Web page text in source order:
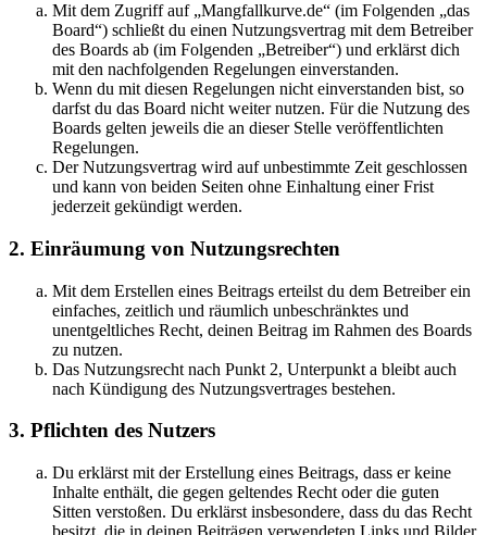
Mit dem Zugriff auf „Mangfallkurve.de“ (im Folgenden „das
Board“) schließt du einen Nutzungsvertrag mit dem Betreiber
des Boards ab (im Folgenden „Betreiber“) und erklärst dich
mit den nachfolgenden Regelungen einverstanden.
Wenn du mit diesen Regelungen nicht einverstanden bist, so
darfst du das Board nicht weiter nutzen. Für die Nutzung des
Boards gelten jeweils die an dieser Stelle veröffentlichten
Regelungen.
Der Nutzungsvertrag wird auf unbestimmte Zeit geschlossen
und kann von beiden Seiten ohne Einhaltung einer Frist
jederzeit gekündigt werden.
2. Einräumung von Nutzungsrechten
Mit dem Erstellen eines Beitrags erteilst du dem Betreiber ein
einfaches, zeitlich und räumlich unbeschränktes und
unentgeltliches Recht, deinen Beitrag im Rahmen des Boards
zu nutzen.
Das Nutzungsrecht nach Punkt 2, Unterpunkt a bleibt auch
nach Kündigung des Nutzungsvertrages bestehen.
3. Pflichten des Nutzers
Du erklärst mit der Erstellung eines Beitrags, dass er keine
Inhalte enthält, die gegen geltendes Recht oder die guten
Sitten verstoßen. Du erklärst insbesondere, dass du das Recht
besitzt, die in deinen Beiträgen verwendeten Links und Bilder